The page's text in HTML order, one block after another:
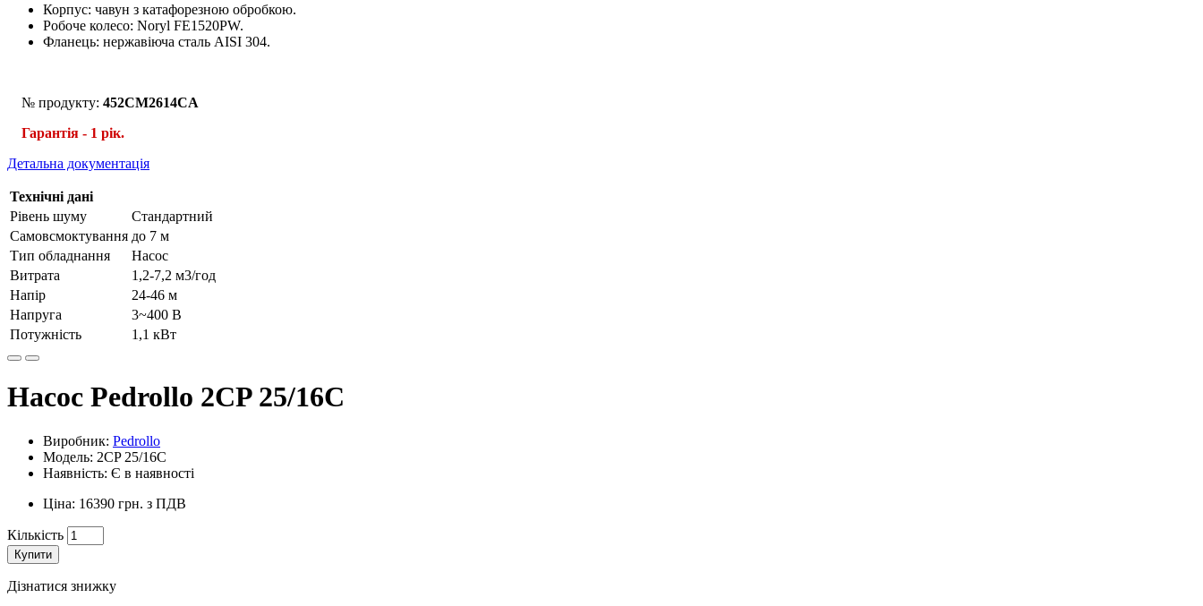
Корпус: чавун з катафорезною обробкою.
Робоче колесо: Noryl FE1520PW.
Фланець: нержавіюча сталь AISI 304.
№ продукту: 452CM2614CA
Гарантія - 1 рік.
Детальна документація
Технічні дані
Рівень шуму
Стандартний
Самовсмоктування до 7 м
Тип обладнання
Насос
Витрата
1,2-7,2 м3/год
Напір
24-46 м
Напруга
3~400 В
Потужність
1,1 кВт
Насос Pedrollo 2CP 25/16C
Виробник: Pedrollo
Модель: 2CP 25/16C
Наявність: Є в наявності
Ціна: 16390 грн. з ПДВ
Кількість
Купити
Дізнатися знижку